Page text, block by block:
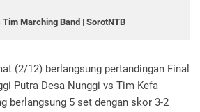
Tim Marching Band | SorotNTB
(2/12) berlangsung pertandingan Final
Putra Desa Nunggi vs Tim Kefa
berlangsung 5 set dengan skor 3-2